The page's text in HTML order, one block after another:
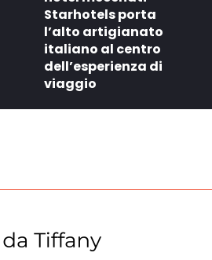
Starhotels porta
l’alto artigianato
italiano al centro
dell’esperienza di
viaggio